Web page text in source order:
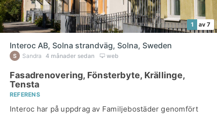
1 av 7
Interoc AB, Solna strandväg, Solna, Sweden
Sandra 4 månader sedan web
Fasadrenovering, Fönsterbyte, Krällinge,
Tensta
REFERENS
Interoc har på uppdrag av Familjebostäder genomfört